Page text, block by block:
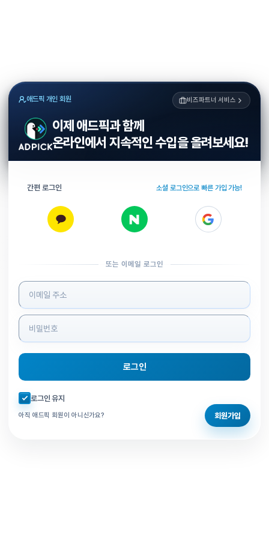
애드픽 개인 회원 비즈파트너 서비스
이제 애드픽과 함께
온라인에서 지속적인 수입을 올려보세요!
간편 로그인 소셜 로그인으로 빠른 가입 가능!
또는 이메일 로그인
로그인 정보 입력
로그인
자동로그인 체크
로그인 유지
아직 애드픽 회원이 아니신가요? 회원가입